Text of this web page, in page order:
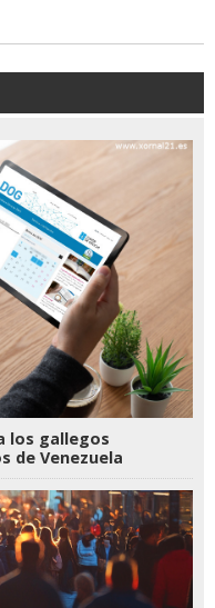
los gallegos
de Venezuela